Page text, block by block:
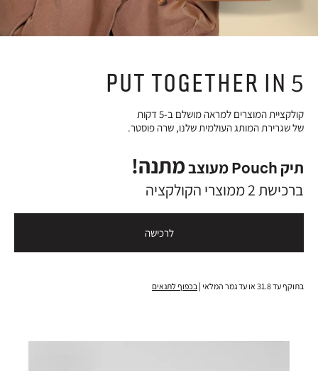
PUT TOGETHER IN 5
קולקציית המוצרים למראה מושלם ב-5 דקות
של שגרירת המותג העולמית שלנו, שרה פוסטר.
תיק Pouch מעוצב מתנה!
ברכישת 2 ממוצרי הקולקציה
לרכישה
בתוקף עד 31.8 או עד גמר המלאי | בכפוף לתנאים